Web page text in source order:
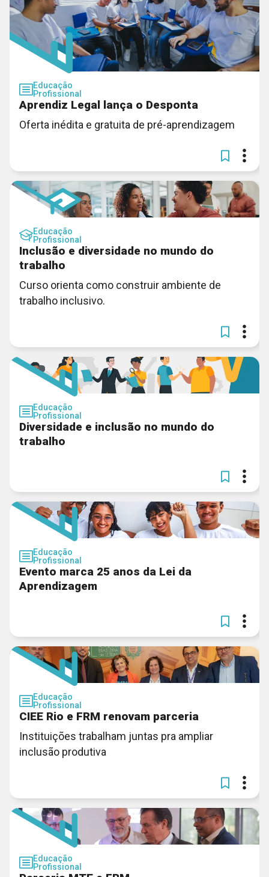
Educação
Profissional
Aprendiz Legal lança o Desponta
Oferta inédita e gratuita de pré-aprendizagem
Educação
Profissional
Inclusão e diversidade no mundo do
trabalho
Curso orienta como construir ambiente de
trabalho inclusivo.
Educação
Profissional
Diversidade e inclusão no mundo do
trabalho
Educação
Profissional
Evento marca 25 anos da Lei da
Aprendizagem
Educação
Profissional
CIEE Rio e FRM renovam parceria
Instituições trabalham juntas pra ampliar
inclusão produtiva
Educação
Profissional